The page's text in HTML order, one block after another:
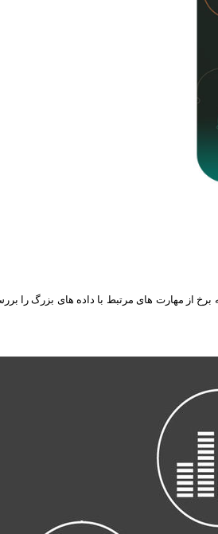
برخ از مهارت های مرتبط با داده های بزرگ را